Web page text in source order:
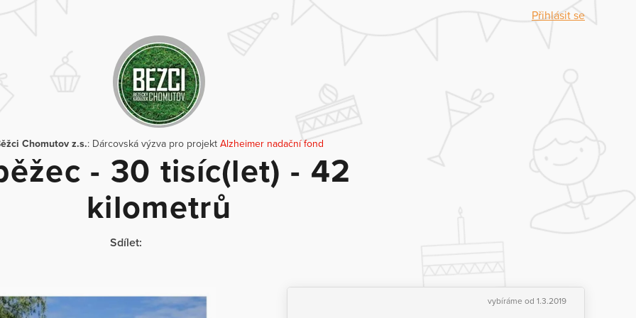
Přihlásit se
Chomutov z.s.: Dárcovská výzva pro projekt Alzheimer nadační fond
- 30 tisíc(let) - 42
kilometrů
Sdílet:
vybíráme od 1.3.2019